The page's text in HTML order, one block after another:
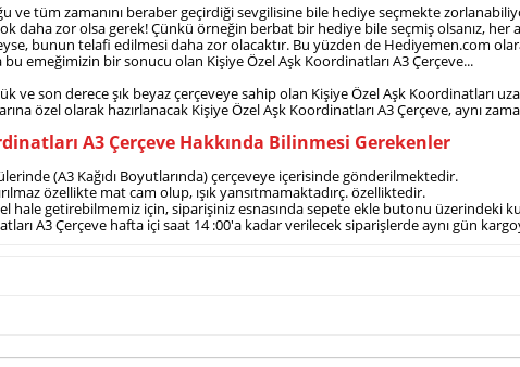
ve tüm zamanını beraber geçirdiği sevgilisine bile hediye seçmekte
daha zor olsa gerek! Çünkü örneğin berbat bir hediye bile seçmiş olsanız,
bunun telafi edilmesi daha zor olacaktır. Bu yüzden de Hediyemen.com
bu emeğimizin bir sonucu olan Kişiye Özel Aşk Koordinatları A3 Çerçeve...
ve son derece şık beyaz çerçeveye sahip olan Kişiye Özel Aşk Koordinatları
özel olarak hazırlanacak Kişiye Özel Aşk Koordinatları A3 Çerçeve, aynı
A3 Çerçeve Hakkında Bilinmesi Gerekenler
(A3 Kağıdı Boyutlarında) çerçeveye içerisinde gönderilmektedir.
özellikte mat cam olup, ışık yansıtmamaktadırç. özelliktedir.
hale getirebilmemiz için, siparişiniz esnasında sepete ekle butonu üzerindeki
A3 Çerçeve hafta içi saat 14 :00'a kadar verilecek siparişlerde aynı gün